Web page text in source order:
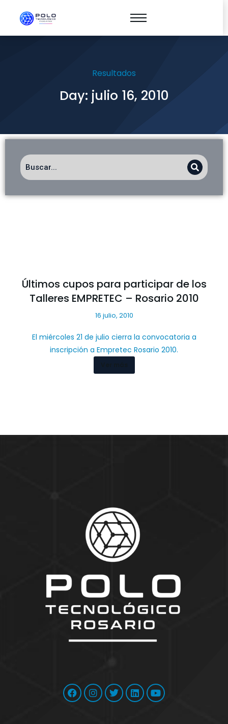
Resultados
Day: julio 16, 2010
Últimos cupos para participar de los
Talleres EMPRETEC – Rosario 2010
16 julio, 2010
El miércoles 21 de julio cierra la convocatoria a
inscripción a Empretec Rosario 2010.